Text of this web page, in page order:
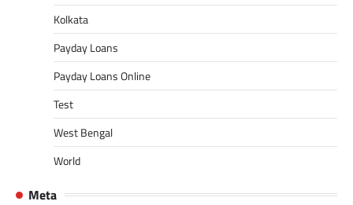
Kolkata
Payday Loans
Payday Loans Online
Test
West Bengal
World
Meta